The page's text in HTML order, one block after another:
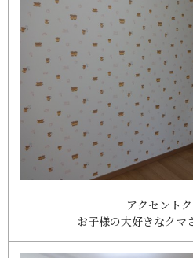
アクセント
お子様の大好きなクマ